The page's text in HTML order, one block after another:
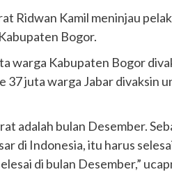
Ridwan Kamil meninjau
Bogor.
warga Kabupaten Bogor
37 juta warga Jabar divaksin
adalah bulan Desember.
di Indonesia, itu harus
di bulan Desember,”